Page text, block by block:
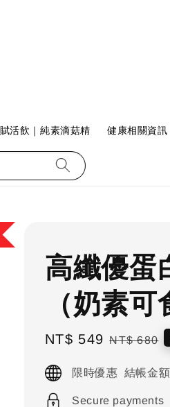
活飲｜純素滴菇精 健康相關資訊
高纖優蛋
（奶素可
Sale
NT$ 549 Regular
NT$ 680
限時優惠 結帳金
Secure payments